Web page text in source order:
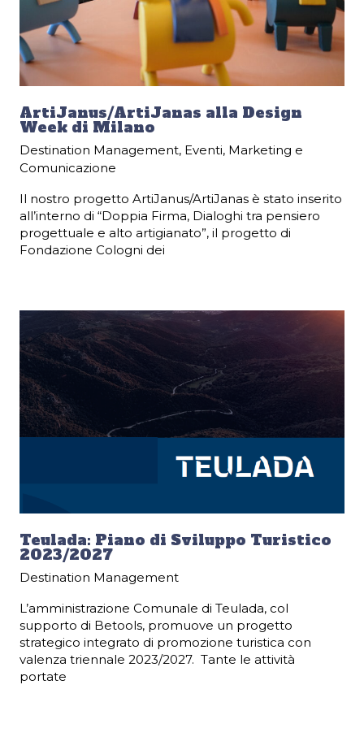
ArtiJanus/ArtiJanas alla Design
Week di Milano
Destination Management, Eventi, Marketing e
Comunicazione
Il nostro progetto ArtiJanus/ArtiJanas è stato inserito
all’interno di “Doppia Firma, Dialoghi tra pensiero
progettuale e alto artigianato”, il progetto di
Fondazione Cologni dei
Teulada: Piano di Sviluppo Turistico
2023/2027
Destination Management
L’amministrazione Comunale di Teulada, col
supporto di Betools, promuove un progetto
strategico integrato di promozione turistica con
valenza triennale 2023/2027. Tante le attività
portate